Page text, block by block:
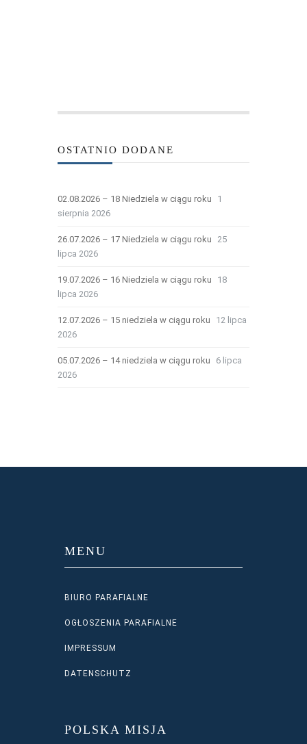
OSTATNIO DODANE
02.08.2026 – 18 Niedziela w ciągu roku
1
sierpnia 2026
26.07.2026 – 17 Niedziela w ciągu roku
25
lipca 2026
19.07.2026 – 16 Niedziela w ciągu roku
18
lipca 2026
12.07.2026 – 15 niedziela w ciągu roku
12 lipca
2026
05.07.2026 – 14 niedziela w ciągu roku
6 lipca
2026
MENU
BIURO PARAFIALNE
OGŁOSZENIA PARAFIALNE
IMPRESSUM
DATENSCHUTZ
POLSKA MISJA